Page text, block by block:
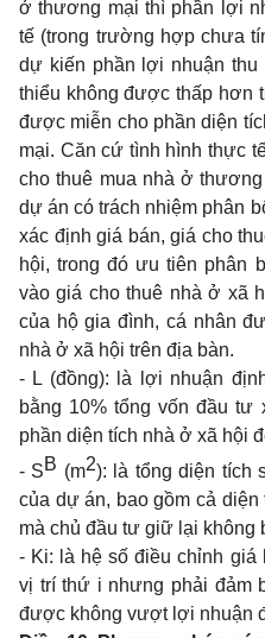
ở thương mại thì phần lợi
tế (trong trường hợp chưa
dự kiến phần lợi nhuận
thiểu không được thấp hơn
được miễn cho phần diện
mại. Căn cứ tình hình thực
cho thuê mua nhà ở
dự án có trách nhiệm phân
xác định giá bán, giá cho
hội, trong đó ưu tiên phân
vào giá cho thuê nhà ở xã
của hộ gia đình, cá nhân
nhà ở xã hội trên địa bàn.
- L (đồng): là lợi nhuận
bằng 10% tổng vốn đầu
phần diện tích nhà ở xã hội
- SB (m2): là tổng diện tích
của dự án, bao gồm cả
mà chủ đầu tư giữ lại không
- Ki: là hệ số điều chỉnh
vị trí thứ i nhưng phải đảm
được không vượt lợi nhuận